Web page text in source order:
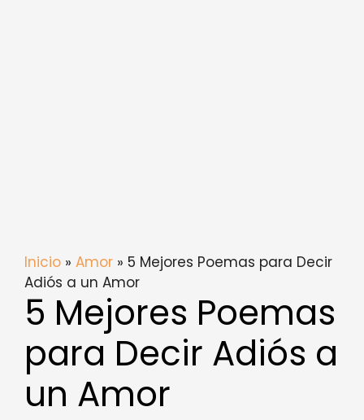
Inicio » Amor » 5 Mejores Poemas para Decir
Adiós a un Amor
5 Mejores Poemas
para Decir Adiós a
un Amor